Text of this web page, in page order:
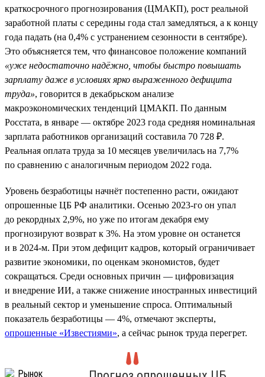
краткосрочного прогнозирования (ЦМАКП), рост реальной
заработной платы с середины года стал замедляться, а к концу
года падать (на 0,4% с устранением сезонности в сентябре).
Это объясняется тем, что финансовое положение компаний
«уже недостаточно надёжно, чтобы быстро повышать
зарплату даже в условиях ярко выраженного дефицита
труда», говорится в декабрьском анализе
макроэкономических тенденций ЦМАКП. По данным
Росстата, в январе — октябре 2023 года средняя номинальная
зарплата работников организаций составила 70 728 ₽.
Реальная оплата труда за 10 месяцев увеличилась на 7,7%
по сравнению с аналогичным периодом 2022 года.
Уровень безработицы начнёт постепенно расти, ожидают
опрошенные ЦБ РФ аналитики. Осенью 2023-го он упал
до рекордных 2,9%, но уже по итогам декабря ему
прогнозируют возврат к 3%. На этом уровне он останется
и в 2024-м. При этом дефицит кадров, который ограничивает
развитие экономики, по оценкам экономистов, будет
сокращаться. Среди основных причин — цифровизация
и внедрение ИИ, а также снижение иностранных инвестиций
в реальный сектор и уменьшение спроса. Оптимальный
показатель безработицы — 4%, отмечают эксперты,
опрошенные «Известиями», а сейчас рынок труда перегрет.